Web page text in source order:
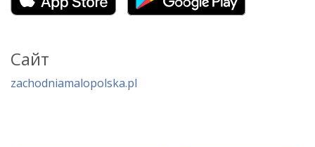
Сайт
zachodniamalopolska.pl